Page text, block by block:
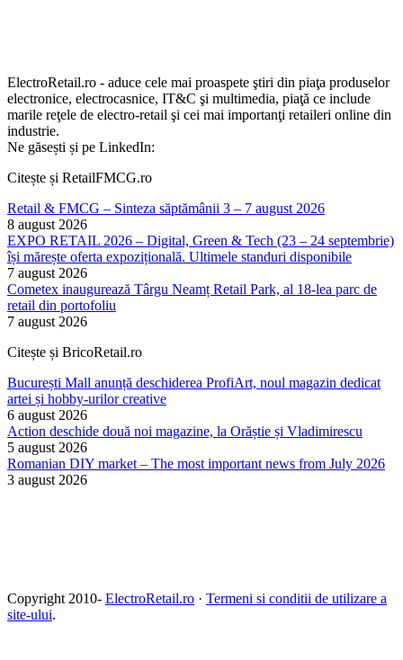
ElectroRetail.ro - aduce cele mai proaspete ştiri din piaţa produselor
electronice, electrocasnice, IT&C şi multimedia, piaţă ce include
marile reţele de electro-retail şi cei mai importanţi retaileri online din
industrie.
Ne găsești și pe LinkedIn:
Citește și RetailFMCG.ro
Retail & FMCG – Sinteza săptămânii 3 – 7 august 2026
8 august 2026
EXPO RETAIL 2026 – Digital, Green & Tech (23 – 24 septembrie)
își mărește oferta expozițională. Ultimele standuri disponibile
7 august 2026
Cometex inaugurează Târgu Neamț Retail Park, al 18-lea parc de
retail din portofoliu
7 august 2026
Citește și BricoRetail.ro
București Mall anunță deschiderea ProfiArt, noul magazin dedicat
artei și hobby-urilor creative
6 august 2026
Action deschide două noi magazine, la Orăștie și Vladimirescu
5 august 2026
Romanian DIY market – The most important news from July 2026
3 august 2026
Copyright 2010- ElectroRetail.ro · Termeni si conditii de utilizare a
site-ului.